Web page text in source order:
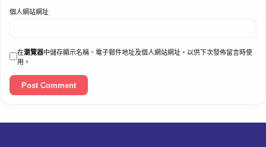
個人網站網址
在瀏覽器中儲存顯示名稱、電子郵件地址及個人網站網址，以供下次發佈留言時使
用。